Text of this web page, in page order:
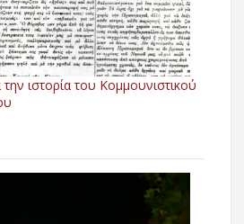
ιστορία του Κομμουνιστικού